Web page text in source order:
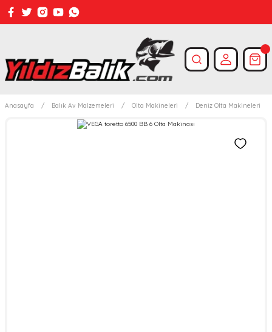
Anasayfa Balık Av Malzemeleri Olta Makineleri Deniz Olta Makineleri